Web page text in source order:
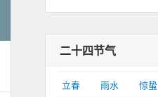
二十四节气
立春 雨水 惊蛰